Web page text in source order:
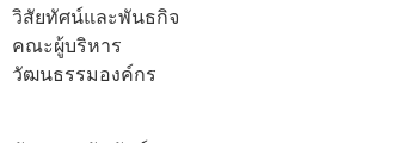
วิสัยทัศน์และพันธกิจ
คณะผู้บริหาร
วัฒนธรรมองค์กร